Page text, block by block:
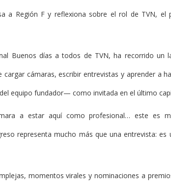
a Región F y reflexiona sobre el rol de TVN,
Buenos días a todos de TVN, ha recorrido un
cargar cámaras, escribir entrevistas y aprender a
equipo fundador— como invitada en el último
a estar aquí como profesional… este es
representa mucho más que una entrevista:
momentos virales y nominaciones a